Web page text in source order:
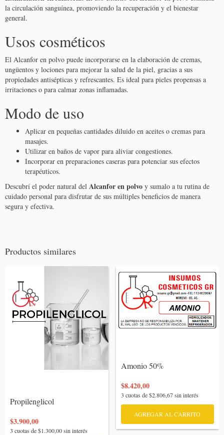
la circulación sanguínea, promoviendo la recuperación y el bienestar
general.
Usos cosméticos
El Alcanfor en polvo puede incorporarse en la elaboración de cremas,
ungüentos y lociones para mejorar la salud de la piel, gracias a sus
propiedades antisépticas y refrescantes. Es ideal para pieles propensas a
irritaciones o para calmar zonas inflamadas.
Modo de uso
Aplicar en pequeñas cantidades diluido en aceites o cremas para
masajes.
Utilizar en baños de vapor para aliviar congestiones.
Incorporar en preparaciones caseras para potenciar sus efectos
terapéuticos.
Descubrí el poder natural del Alcanfor en polvo y sumalo a tu rutina de
cuidado personal para disfrutar de sus múltiples beneficios de manera
segura y efectiva.
Productos similares
Propilenglicol
$3.900,00
3 cuotas de$1.300,00sin interés
Amonio 50%
$8.420,00
3 cuotas de$2.806,67sin interés
AGREGAR AL CARRITO